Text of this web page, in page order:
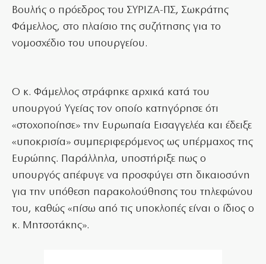
Βουλής ο πρόεδρος του ΣΥΡΙΖΑ-ΠΣ, Σωκράτης
Φάμελλος, στο πλαίσιο της συζήτησης για το
νομοσχέδιο του υπουργείου.
Ο κ. Φάμελλος στράφηκε αρχικά κατά του
υπουργού Υγείας τον οποίο κατηγόρησε ότι
«στοχοποίησε» την Ευρωπαία Εισαγγελέα και έδειξε
«υποκρισία» συμπεριφερόμενος ως υπέρμαχος της
Ευρώπης. Παράλληλα, υποστήριξε πως ο
υπουργός απέφυγε να προσφύγει στη δικαιοσύνη
για την υπόθεση παρακολούθησης του τηλεφώνου
του, καθώς «πίσω από τις υποκλοπές είναι ο ίδιος ο
κ. Μητσοτάκης».